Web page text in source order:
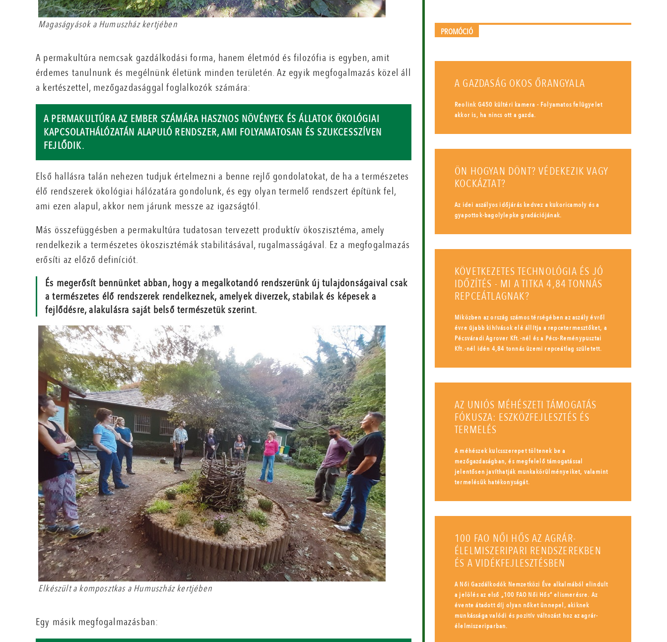
Magaságyások a Humuszház kertjében
A permakultúra nemcsak gazdálkodási forma, hanem életmód és filozófia is egyben, amit
érdemes tanulnunk és megélnünk életünk minden területén. Az egyik megfogalmazás közel áll
a kertészettel, mezőgazdasággal foglalkozók számára:
A PERMAKULTÚRA AZ EMBER SZÁMÁRA HASZNOS NÖVÉNYEK ÉS ÁLLATOK ÖKOLÓGIAI
KAPCSOLATHÁLÓZATÁN ALAPULÓ RENDSZER, AMI FOLYAMATOSAN ÉS SZUKCESSZÍVEN
FEJLŐDIK.
Első hallásra talán nehezen tudjuk értelmezni a benne rejlő gondolatokat, de ha a természetes
élő rendszerek ökológiai hálózatára gondolunk, és egy olyan termelő rendszert építünk fel,
ami ezen alapul, akkor nem járunk messze az igazságtól.
Más összefüggésben a permakultúra tudatosan tervezett produktív ökoszisztéma, amely
rendelkezik a természetes ökoszisztémák stabilitásával, rugalmasságával. Ez a megfogalmazás
erősíti az előző definíciót.
És megerősít bennünket abban, hogy a megalkotandó rendszerünk új tulajdonságaival csak
a természetes élő rendszerek rendelkeznek, amelyek diverzek, stabilak és képesek a
fejlődésre, alakulásra saját belső természetük szerint.
Elkészült a komposztkas a Humuszház kertjében
Egy másik megfogalmazásban:
PROMÓCIÓ
A GAZDASÁG OKOS ŐRANGYALA
Reolink G450 kültéri kamera - Folyamatos felügyelet
akkor is, ha nincs ott a gazda.
ÖN HOGYAN DÖNT? VÉDEKEZIK VAGY
KOCKÁZTAT?
Az idei aszályos időjárás kedvez a kukoricamoly és a
gyapottok-bagolylepke gradációjának.
KÖVETKEZETES TECHNOLÓGIA ÉS JÓ
IDŐZÍTÉS - MI A TITKA 4,84 TONNÁS
REPCEÁTLAGNAK?
Miközben az ország számos térségében az aszály évről
évre újabb kihívások elé állítja a repcetermesztőket, a
Pécsváradi Agrover Kft.-nél és a Pécs-Reménypusztai
Kft.-nél idén 4,84 tonnás üzemi repceátlag született.
AZ UNIÓS MÉHÉSZETI TÁMOGATÁS
FÓKUSZA: ESZKÖZFEJLESZTÉS ÉS
TERMELÉS
A méhészek kulcsszerepet töltenek be a
mezőgazdaságban, és megfelelő támogatással
jelentősen javíthatják munkakörülményeiket, valamint
termelésük hatékonyságát.
100 FAO NŐI HŐS AZ AGRÁR-
ÉLELMISZERIPARI RENDSZEREKBEN
ÉS A VIDÉKFEJLESZTÉSBEN
A Női Gazdálkodók Nemzetközi Éve alkalmából elindult
a jelölés az első „100 FAO Női Hős” elismerésre. Az
évente átadott díj olyan nőket ünnepel, akiknek
munkássága valódi és pozitív változást hoz az agrár-
élelmiszeriparban.